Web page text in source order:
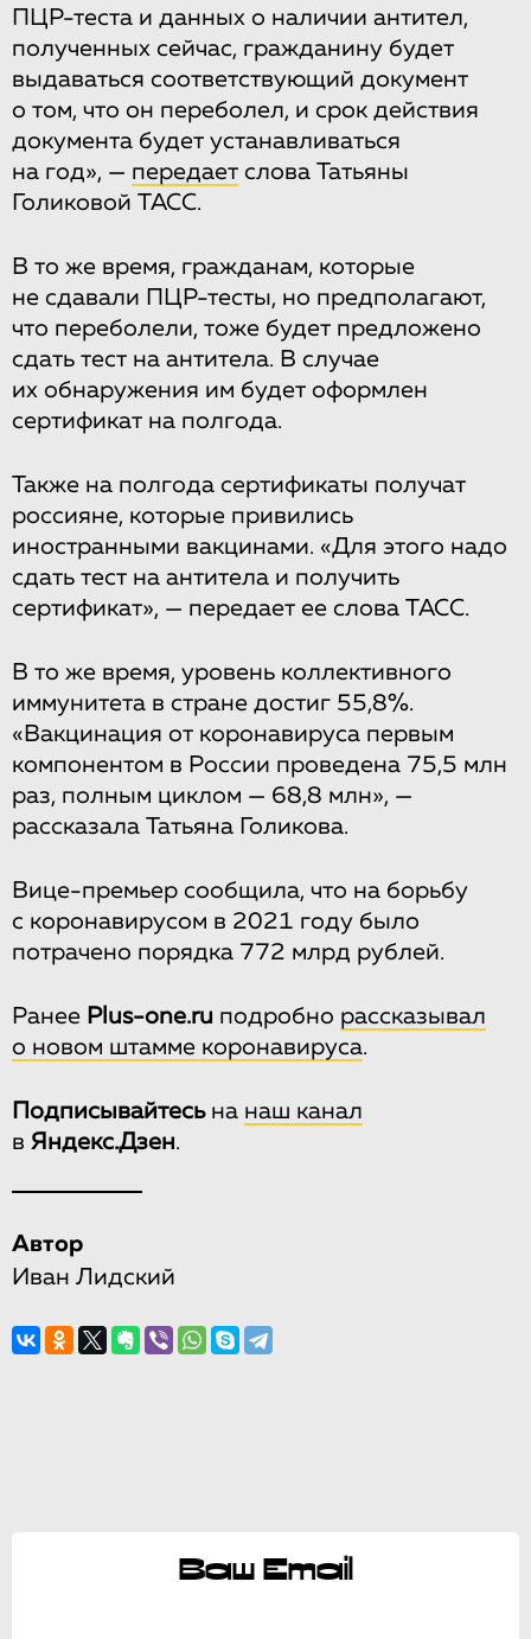
ПЦР-теста и данных о наличии антител,
полученных сейчас, гражданину будет
выдаваться соответствующий документ
о том, что он переболел, и срок действия
документа будет устанавливаться
на год», — передает слова Татьяны
Голиковой ТАСС.
В то же время, гражданам, которые
не сдавали ПЦР-тесты, но предполагают,
что переболели, тоже будет предложено
сдать тест на антитела. В случае
их обнаружения им будет оформлен
сертификат на полгода.
Также на полгода сертификаты получат
россияне, которые привились
иностранными вакцинами. «Для этого надо
сдать тест на антитела и получить
сертификат», — передает ее слова ТАСС.
В то же время, уровень коллективного
иммунитета в стране достиг 55,8%.
«Вакцинация от коронавируса первым
компонентом в России проведена 75,5 млн
раз, полным циклом — 68,8 млн», —
рассказала Татьяна Голикова.
Вице-премьер сообщила, что на борьбу
с коронавирусом в 2021 году было
потрачено порядка 772 млрд рублей.
Ранее Рlus-one.ru подробно рассказывал
о новом штамме коронавируса.
Подписывайтесьна наш канал
в Яндекс.Дзен.
Автор
Иван Лидский
Ваш Email